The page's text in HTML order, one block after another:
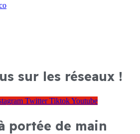
sur les réseaux !
Twitter TiktokYoutube
portée de main